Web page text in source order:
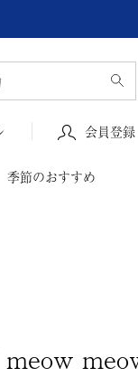
会員登録
季節のおすすめ